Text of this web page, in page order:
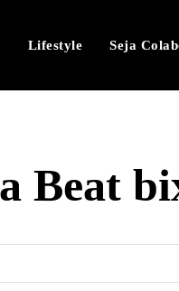
Lifestyle Seja
Beat